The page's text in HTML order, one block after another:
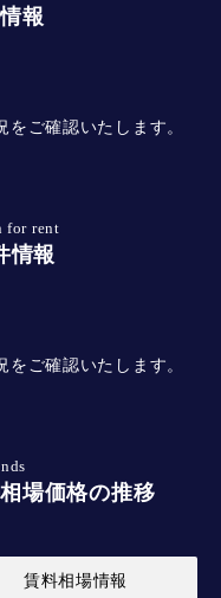
報
ご確認いたします。
for rent
情報
ご確認いたします。
場価格の推移
賃料相場情報